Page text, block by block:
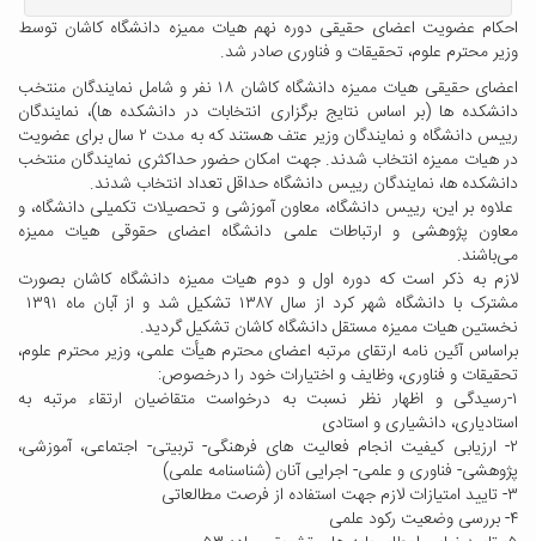
احکام عضویت اعضای حقیقی دوره نهم هیات ممیزه دانشگاه کاشان توسط
وزیر محترم علوم، تحقیقات و فناوری صادر شد.
اعضای حقیقی هیات ممیزه دانشگاه کاشان ۱۸ نفر و شامل نمایندگان منتخب
دانشکده ها (بر اساس نتایج برگزاری انتخابات در دانشکده ها)، نمایندگان
رییس دانشگاه و نمایندگان وزیر عتف هستند که به مدت ۲ سال برای عضویت
در هیات ممیزه انتخاب شدند. جهت امکان حضور حداکثری نمایندگان منتخب
دانشکده ها، نمایندگان رییس دانشگاه حداقل تعداد انتخاب شدند.
علاوه بر این، رییس دانشگاه، معاون آموزشی و تحصیلات تکمیلی دانشگاه، و
معاون پژوهشی و ارتباطات علمی دانشگاه اعضای حقوقی هیات ممیزه
می‌باشند.
لازم به ذکر است که دوره اول و دوم هیات ممیزه دانشگاه کاشان بصورت
نخستین هیات ممیزه مستقل دانشگاه کاشان تشکیل گردید.
‏براساس آئین نامه ارتقای مرتبه اعضای محترم هیأت علمی، وزیر محترم علوم،
تحقیقات و فناوری، وظایف و اختیارات خود را درخصوص:
۱-رسیدگی و اظهار نظر نسبت به درخواست متقاضیان ارتقاء مرتبه به
استادیاری، دانشیاری و استادی
۲- ارزیابی کیفیت انجام فعالیت های فرهنگی- تربیتی- اجتماعی، آموزشی،
پژوهشی- فناوری و ‏علمی- اجرایی آنان (شناسنامه علمی)
۳- تایید امتیازات لازم جهت استفاده از فرصت مطالعاتی
۴- بررسی وضعیت رکود علمی